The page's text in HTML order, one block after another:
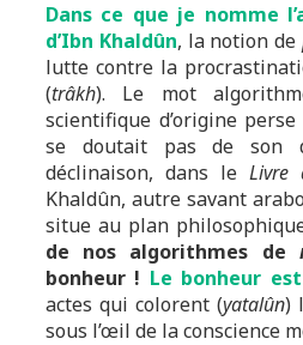
Dans ce que je nomme
d’Ibn Khaldûn, la notion de
lutte contre la
(trâkh). Le mot
scientifique d’origine
se doutait pas de son
déclinaison, dans le Livre
Khaldûn, autre savant
situe au plan
de nos algorithmes de
bonheur ! Le bonheur
actes qui colorent (yatalûn)
sous l’œil de la conscience